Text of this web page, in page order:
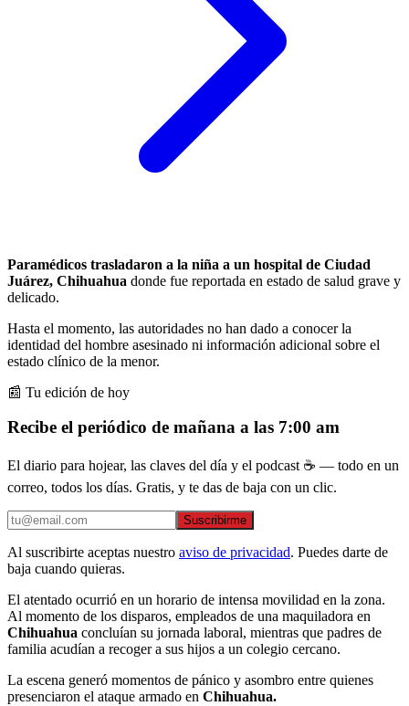
Paramédicos trasladaron a la niña a un hospital de Ciudad
Juárez, Chihuahua donde fue reportada en estado de salud grave y
delicado.
Hasta el momento, las autoridades no han dado a conocer la
identidad del hombre asesinado ni información adicional sobre el
estado clínico de la menor.
📰 Tu edición de hoy
Recibe el periódico de mañana a las 7:00 am
El diario para hojear, las claves del día y el podcast ☕ — todo en un
correo, todos los días. Gratis, y te das de baja con un clic.
Suscribirme
Al suscribirte aceptas nuestro aviso de privacidad. Puedes darte de
baja cuando quieras.
El atentado ocurrió en un horario de intensa movilidad en la zona.
Al momento de los disparos, empleados de una maquiladora en
Chihuahua concluían su jornada laboral, mientras que padres de
familia acudían a recoger a sus hijos a un colegio cercano.
La escena generó momentos de pánico y asombro entre quienes
presenciaron el ataque armado en Chihuahua.